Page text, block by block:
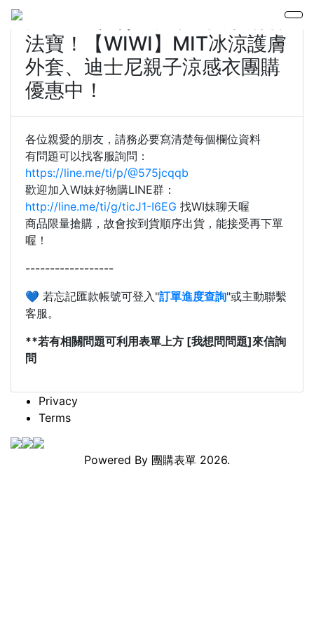
愛吃鬼芸芸(主表單1)夏季消暑
法寶！【WIWI】MIT冰涼護膚
外套、迪士尼親子涼感衣團購
優惠中！
各位親愛的朋友，請務必要寫清楚每個欄位資料
有問題可以找客服詢問：
https://line.me/ti/p/@575jcqqb
歡迎加入WI妹好物購LINE群：
http://line.me/ti/g/ticJ1-I6EG 找WI妹聊天喔​
商品限量搶購，故會按到貨順序出貨，能接受再下單
喔！
------------------
💙 若忘記匯款帳號可登入"訂單進度查詢"或主動聯繫
客服。
**若有相關問題可利用表單上方 [我想問問題]來信詢
問
Privacy
Terms
Powered By 團購表單 2026.